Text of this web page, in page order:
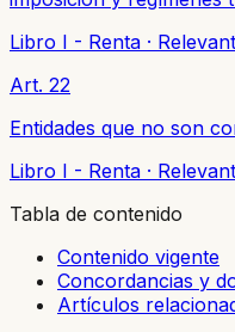
Libro I - Renta ·
Art. 22
Entidades que no son
Libro I - Renta ·
Tabla de contenido
Contenido vigente
Concordancias y
Artículos